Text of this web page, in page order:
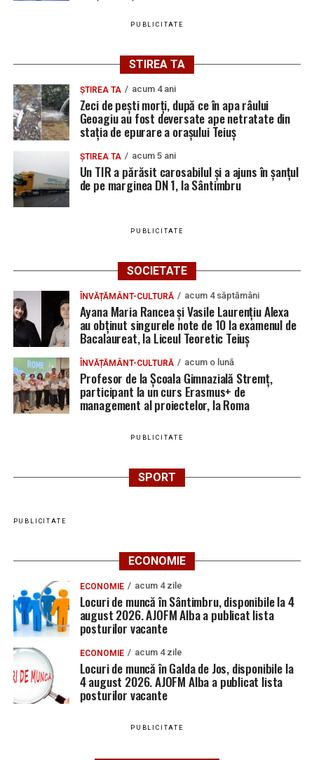
Ultimele știri din Teiuș
Jaf de peste 300.000 de euro, la Teiuș. Familia
păgubită susține că ancheta bate pasul pe loc, la
aproape o lună de la spargere
Locuri de muncă în Sântimbru, disponibile la 4
Locuri de muncă în Galda de Jos, disponibile la 4
august 2026. AJOFM Alba a publicat lista posturilor
vacante
Locuri de muncă în Teiuș, disponibile la 4 august
2026. AJOFM Alba a publicat lista posturilor
vacante
Bărbat de 30 de ani din Galda de Jos, reținut după
ce și-ar fi agresat și violat partenera
PUBLICITATE
STIREA TA
ȘTIREA TA acum 4 ani
Zeci de pești morți, după ce în apa râului
Geoagiu au fost deversate ape netratate din
stația de epurare a orașului Teiuș
ȘTIREA TA acum 5 ani
Un TIR a părăsit carosabilul și a ajuns în șanțul
de pe marginea DN 1, la Sântimbru
PUBLICITATE
SOCIETATE
ÎNVĂȚĂMÂNT-CULTURĂ acum 4 săptămâni
Ayana Maria Rancea și Vasile Laurențiu Alexa
au obținut singurele note de 10 la examenul de
Bacalaureat, la Liceul Teoretic Teiuș
ÎNVĂȚĂMÂNT-CULTURĂ acum o lună
Profesor de la Școala Gimnazială Stremț,
participant la un curs Erasmus+ de
management al proiectelor, la Roma
PUBLICITATE
SPORT
PUBLICITATE
ECONOMIE
ECONOMIE acum 4 zile
Locuri de muncă în Sântimbru, disponibile la 4
august 2026. AJOFM Alba a publicat lista
posturilor vacante
ECONOMIE acum 4 zile
Locuri de muncă în Galda de Jos, disponibile la
4 august 2026. AJOFM Alba a publicat lista
posturilor vacante
PUBLICITATE